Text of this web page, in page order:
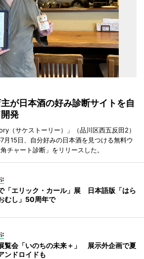
が日本酒の好み診断サイトを自
発
（サケストーリー）」（品川区西五反田2）
月15日、自分好みの日本酒を見つける無料ウ
チャート診断」をリリースした。
「エリック・カール」展 日本語版「はら
むし」50周年で
覧会「いのちの未来＋」 展示外企画で夏
ンドロイドも